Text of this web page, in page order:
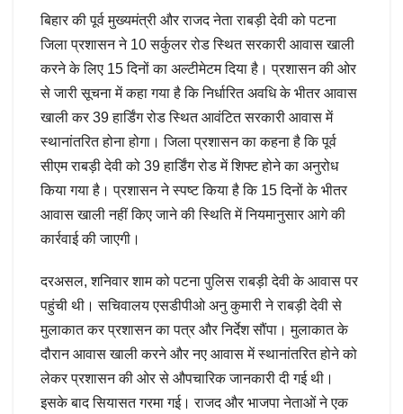
बिहार की पूर्व मुख्यमंत्री और राजद नेता राबड़ी देवी को पटना
जिला प्रशासन ने 10 सर्कुलर रोड स्थित सरकारी आवास खाली
करने के लिए 15 दिनों का अल्टीमेटम दिया है। प्रशासन की ओर
से जारी सूचना में कहा गया है कि निर्धारित अवधि के भीतर आवास
खाली कर 39 हार्डिंग रोड स्थित आवंटित सरकारी आवास में
स्थानांतरित होना होगा। जिला प्रशासन का कहना है कि पूर्व
सीएम राबड़ी देवी को 39 हार्डिंग रोड में शिफ्ट होने का अनुरोध
किया गया है। प्रशासन ने स्पष्ट किया है कि 15 दिनों के भीतर
आवास खाली नहीं किए जाने की स्थिति में नियमानुसार आगे की
कार्रवाई की जाएगी।
दरअसल, शनिवार शाम को पटना पुलिस राबड़ी देवी के आवास पर
पहुंची थी। सचिवालय एसडीपीओ अनु कुमारी ने राबड़ी देवी से
मुलाकात कर प्रशासन का पत्र और निर्देश सौंपा। मुलाकात के
दौरान आवास खाली करने और नए आवास में स्थानांतरित होने को
लेकर प्रशासन की ओर से औपचारिक जानकारी दी गई थी।
इसके बाद सियासत गरमा गई। राजद और भाजपा नेताओं ने एक